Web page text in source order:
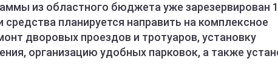
из областного бюджета уже зарезервирован 1
планируется направить на комплексное
дворовых проездов и тротуаров, установку
организацию удобных парковок, а также